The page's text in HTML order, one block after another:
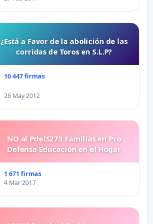
¿Está a Favor de la abolición de las
corridas de Toros en S.L.P?
10 447 firmas
26 May 2012
NO al PdelS273 Familias en Pro
Defensa Educación en el Hogar
1 671 firmas
4 Mar 2017